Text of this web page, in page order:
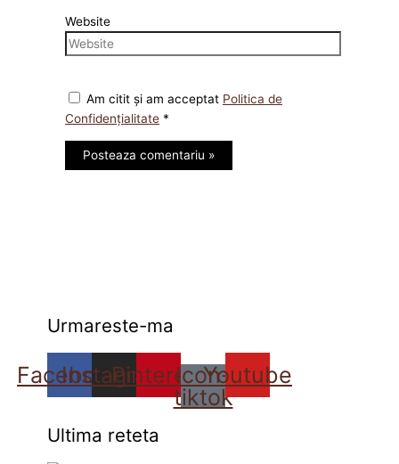
Website
Am citit și am acceptat Politica de
Confidențialitate *
Urmareste-ma
Facebook
Instagram
Pinterest
Icon-
tiktok
Youtube
Ultima reteta